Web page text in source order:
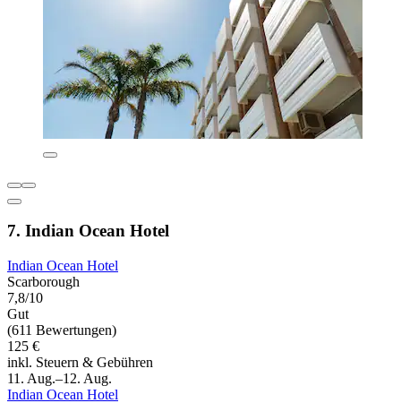
7. Indian Ocean Hotel
Indian Ocean Hotel
Scarborough
7,8/10
Gut
(611 Bewertungen)
125 €
inkl. Steuern & Gebühren
11. Aug.–12. Aug.
Indian Ocean Hotel